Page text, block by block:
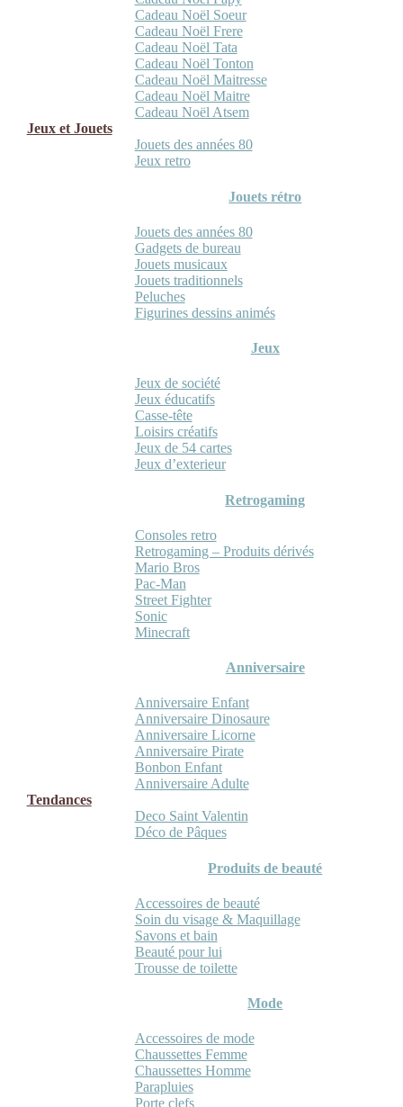
Cadeau Noël Soeur
Cadeau Noël Frere
Cadeau Noël Tata
Cadeau Noël Tonton
Cadeau Noël Maitresse
Cadeau Noël Maitre
Cadeau Noël Atsem
Jeux et Jouets
Jouets des années 80
Jeux retro
Jouets rétro
Jouets des années 80
Gadgets de bureau
Jouets musicaux
Jouets traditionnels
Peluches
Figurines dessins animés
Jeux
Jeux de société
Jeux éducatifs
Casse-tête
Loisirs créatifs
Jeux de 54 cartes
Jeux d’exterieur
Retrogaming
Consoles retro
Retrogaming – Produits dérivés
Mario Bros
Pac-Man
Street Fighter
Sonic
Minecraft
Anniversaire
Anniversaire Enfant
Anniversaire Dinosaure
Anniversaire Licorne
Anniversaire Pirate
Bonbon Enfant
Anniversaire Adulte
Tendances
Deco Saint Valentin
Déco de Pâques
Produits de beauté
Accessoires de beauté
Soin du visage & Maquillage
Savons et bain
Beauté pour lui
Trousse de toilette
Mode
Accessoires de mode
Chaussettes Femme
Chaussettes Homme
Parapluies
Porte clefs